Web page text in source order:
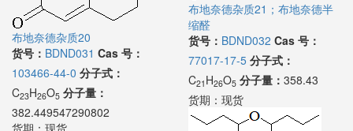
布地奈德杂质20
货号： BDND031 Cas 号：
103466-44-0 分子式：
C23H26O5 分子量：
382.449547290802
布地奈德杂质21；布地奈德半
缩醛
货号： BDND032 Cas 号：
77017-17-5 分子式：
C21 H26O5 分子量： 358.43
货期： 现货